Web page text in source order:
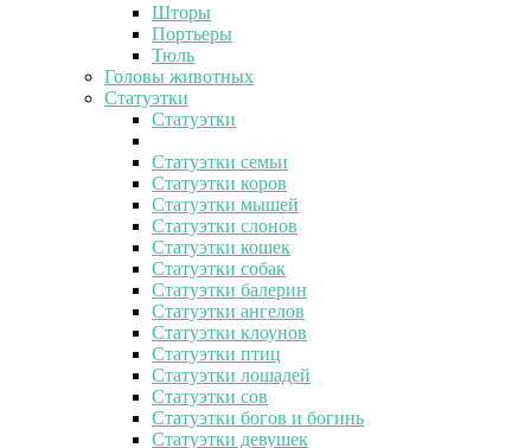
Шторы
Портьеры
Тюль
Головы животных
Статуэтки
Статуэтки
Статуэтки семьи
Статуэтки коров
Статуэтки мышей
Статуэтки слонов
Статуэтки кошек
Статуэтки собак
Статуэтки балерин
Статуэтки ангелов
Статуэтки клоунов
Статуэтки птиц
Статуэтки лошадей
Статуэтки сов
Статуэтки богов и богинь
Статуэтки девушек